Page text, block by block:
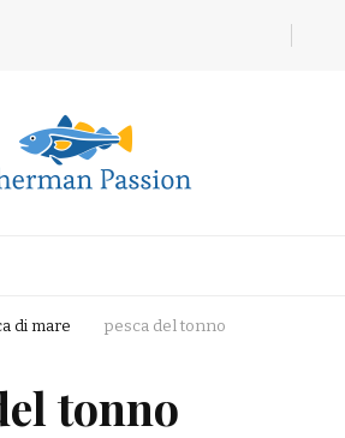
di mare pesca del tonno
tonno